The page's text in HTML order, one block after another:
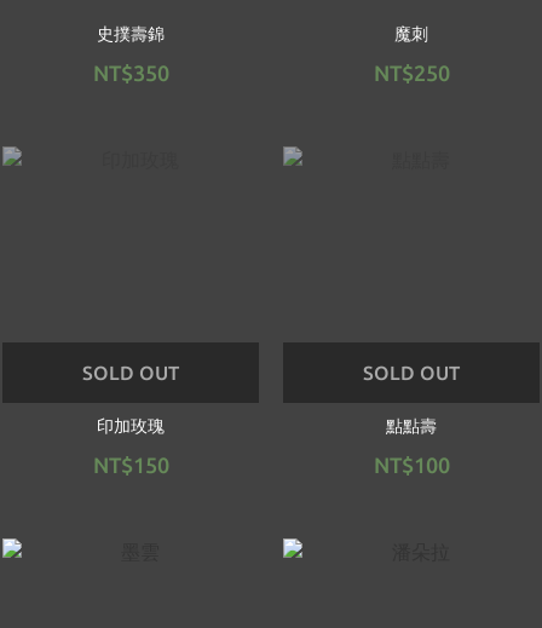
史撲壽錦
NT$350
魔刺
NT$250
SOLD OUT
印加玫瑰
NT$150
SOLD OUT
點點壽
NT$100